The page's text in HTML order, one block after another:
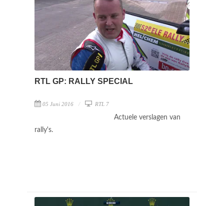
RTL GP: RALLY SPECIAL
05 Juni 2016 RTL 7
Actuele verslagen van
rally's.